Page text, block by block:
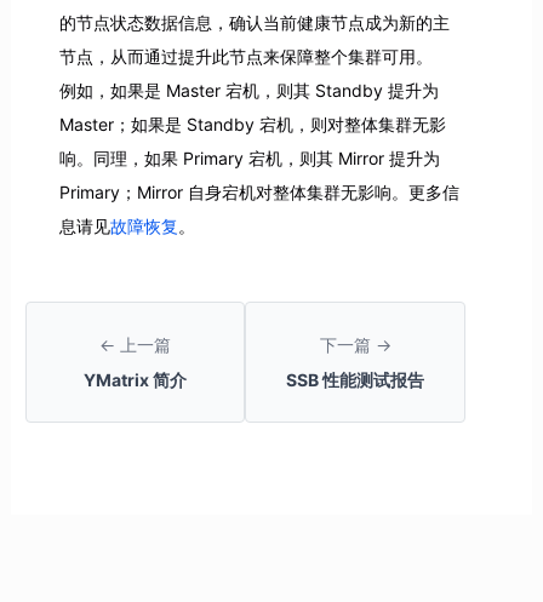
的节点状态数据信息，确认当前健康节点成为新的主
节点，从而通过提升此节点来保障整个集群可用。
例如，如果是 Master 宕机，则其 Standby 提升为
Master；如果是 Standby 宕机，则对整体集群无影
响。同理，如果 Primary 宕机，则其 Mirror 提升为
Primary；Mirror 自身宕机对整体集群无影响。更多信
息请见故障恢复。
← 上一篇
YMatrix 简介
下一篇 →
SSB 性能测试报告